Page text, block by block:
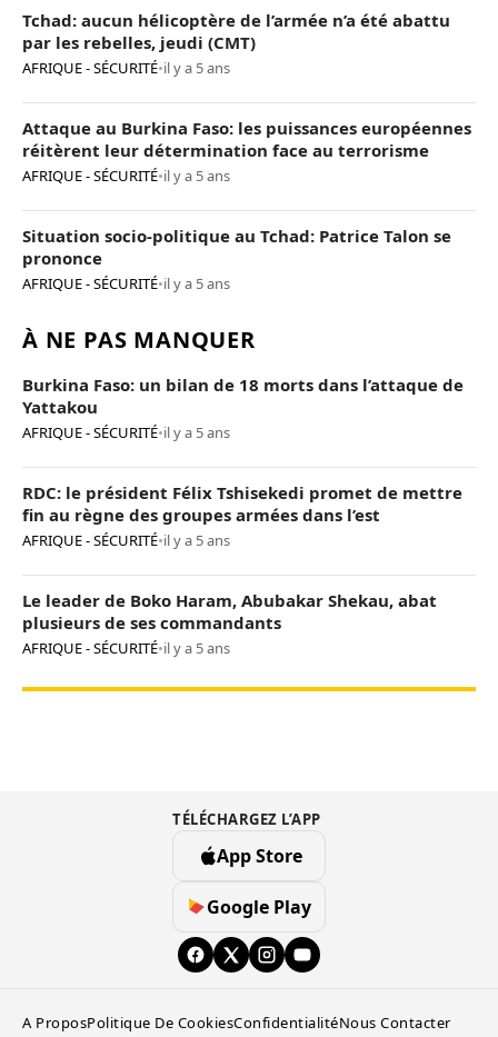
Tchad: aucun hélicoptère de l’armée n’a été abattu
par les rebelles, jeudi (CMT)
AFRIQUE - SÉCURITÉ•il y a 5 ans
Attaque au Burkina Faso: les puissances européennes
réitèrent leur détermination face au terrorisme
AFRIQUE - SÉCURITÉ•il y a 5 ans
Situation socio-politique au Tchad: Patrice Talon se
prononce
AFRIQUE - SÉCURITÉ•il y a 5 ans
À NE PAS MANQUER
Burkina Faso: un bilan de 18 morts dans l’attaque de
Yattakou
AFRIQUE - SÉCURITÉ•il y a 5 ans
RDC: le président Félix Tshisekedi promet de mettre
fin au règne des groupes armées dans l’est
AFRIQUE - SÉCURITÉ•il y a 5 ans
Le leader de Boko Haram, Abubakar Shekau, abat
plusieurs de ses commandants
AFRIQUE - SÉCURITÉ•il y a 5 ans
TÉLÉCHARGEZ L’APP
App Store
Google Play
A ProposPolitique De CookiesConfidentialitéNous Contacter